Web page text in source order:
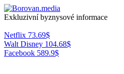
Exkluzivní byznysové informace
Netflix 73.69$
Walt Disney 104.68$
Facebook 589.9$